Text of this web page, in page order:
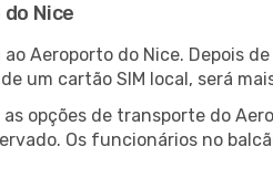
Nice
Aeroporto do Nice. Depois
um cartão SIM local, será
opções de transporte do
Os funcionários no